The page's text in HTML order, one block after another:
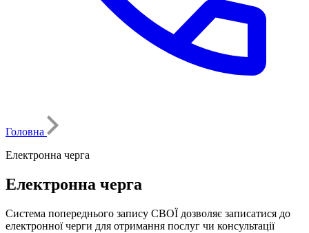
Головна
Електронна черга
Електронна черга
Система попереднього запису СВОЇ дозволяє записатися до
електронної черги для отримання послуг чи консультації